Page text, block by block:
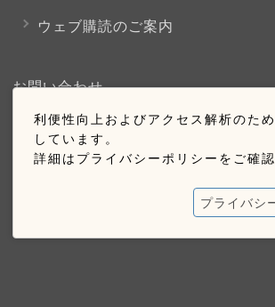
利便性向上およびアクセス解析のた
しています。
詳細はプライバシーポリシーをご確認
プライバシ
ウェブ購読のご案内
お問い合わせ
採用情報
お問い合わせ